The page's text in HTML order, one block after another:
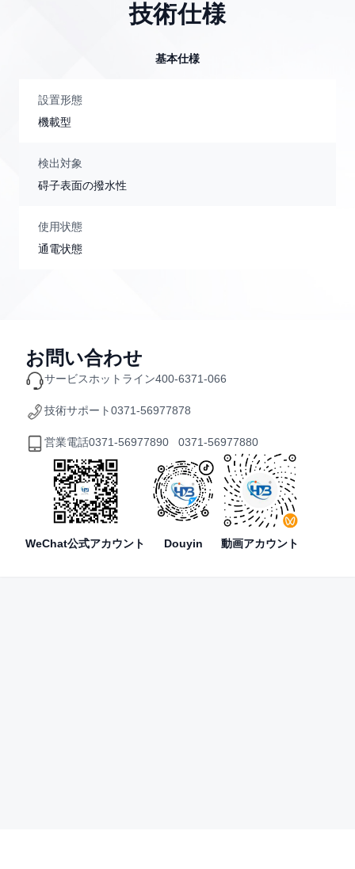
技術仕様
基本仕様
設置形態
機載型
検出対象
碍子表面の撥水性
使用状態
通電状態
お問い合わせ
サービスホットライン400-6371-066
技術サポート0371-56977878
営業電話0371-56977890 0371-56977880
WeChat公式アカウント Douyin 動画アカウント